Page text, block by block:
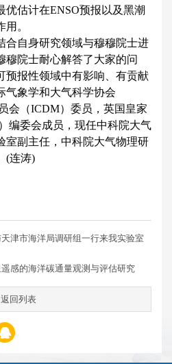
优估计在ENSO预报以及黑潮
。
合自身研究领域与穆穆院士进
穆院士耐心解答了大家的问
预报性领域中有影响、有贡献
气象学和大气科学协会
会（ICDM）委员，英国皇家
编委会成员，现任中科院大气
室副主任，中科院大气物理研
(连涛)
津市海洋局调研组一行来我实验室
感的海洋碳通量观测与评估研究
返回列表